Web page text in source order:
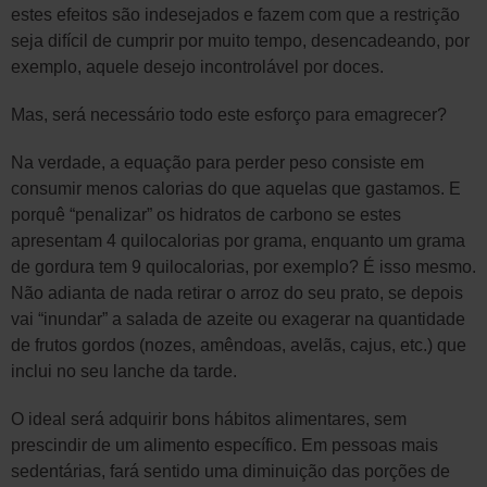
estes efeitos são indesejados e fazem com que a restrição
seja difícil de cumprir por muito tempo, desencadeando, por
exemplo, aquele desejo incontrolável por doces.
Mas, será necessário todo este esforço para emagrecer?
Na verdade, a equação para perder peso consiste em
consumir menos calorias do que aquelas que gastamos. E
porquê “penalizar” os hidratos de carbono se estes
apresentam 4 quilocalorias por grama, enquanto um grama
de gordura tem 9 quilocalorias, por exemplo? É isso mesmo.
Não adianta de nada retirar o arroz do seu prato, se depois
vai “inundar” a salada de azeite ou exagerar na quantidade
de frutos gordos (nozes, amêndoas, avelãs, cajus, etc.) que
inclui no seu lanche da tarde.
O ideal será adquirir bons hábitos alimentares, sem
prescindir de um alimento específico. Em pessoas mais
sedentárias, fará sentido uma diminuição das porções de